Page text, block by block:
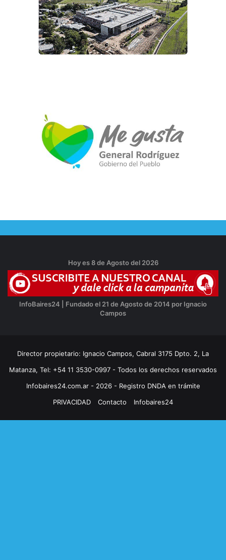
Hoy es 8 de Agosto del 2026
InfoBaires24 | Fundado el 21 de Agosto de 2014 por Ignacio
Campos
Director propietario: Ignacio Campos, Cabral 3175 Dpto. 2, La
Matanza, Tel: +54 11 3530-0997 - Todos los derechos reservados
Infobaires24.com.ar - 2026 - Registro DNDA en trámite
PRIVACIDAD
Contacto Infobaires24